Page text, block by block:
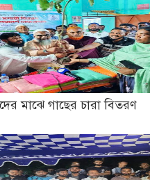
মাঝে গাছের চারা বিতরণ